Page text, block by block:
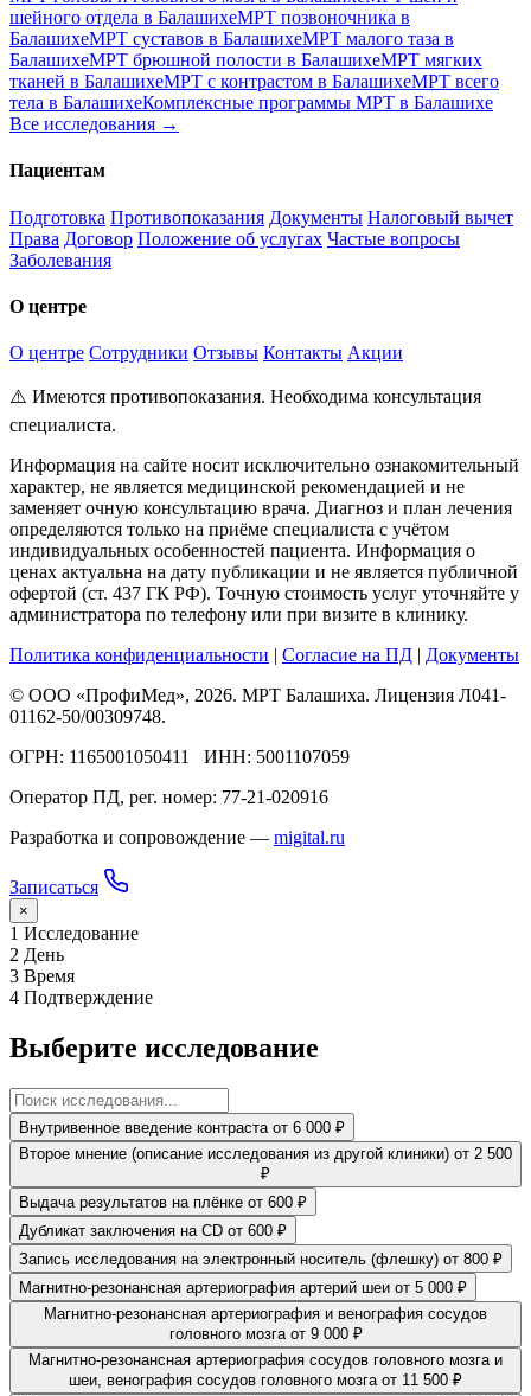
шейного отдела в БалашихеМРТ позвоночника в
БалашихеМРТ суставов в БалашихеМРТ малого таза в
БалашихеМРТ брюшной полости в БалашихеМРТ мягких
тканей в БалашихеМРТ с контрастом в БалашихеМРТ всего
тела в БалашихеКомплексные программы МРТ в Балашихе
Все исследования →
Пациентам
Подготовка Противопоказания Документы Налоговый вычет
Права Договор Положение об услугах Частые вопросы
Заболевания
О центре
О центре Сотрудники Отзывы Контакты Акции
⚠️ Имеются противопоказания. Необходима консультация
специалиста.
Информация на сайте носит исключительно ознакомительный
характер, не является медицинской рекомендацией и не
заменяет очную консультацию врача. Диагноз и план лечения
определяются только на приёме специалиста с учётом
индивидуальных особенностей пациента. Информация о
ценах актуальна на дату публикации и не является публичной
офертой (ст. 437 ГК РФ). Точную стоимость услуг уточняйте у
администратора по телефону или при визите в клинику.
Политика конфиденциальности | Согласие на ПД | Документы
© ООО «ПрофиМед», 2026. МРТ Балашиха. Лицензия Л041-
01162-50/00309748.
ОГРН: 1165001050411 ИНН: 5001107059
Оператор ПД, рег. номер: 77-21-020916
Разработка и сопровождение — migital.ru
Записаться
×
1 Исследование
2 День
3 Время
4 Подтверждение
Выберите исследование
Внутривенное введение контраста от 6 000 ₽
Второе мнение (описание исследования из другой клиники) от 2 500
₽
Выдача результатов на плёнке от 600 ₽
Дубликат заключения на CD от 600 ₽
Запись исследования на электронный носитель (флешку) от 800 ₽
Магнитно-резонансная артериография артерий шеи от 5 000 ₽
Магнитно-резонансная артериография и венография сосудов
головного мозга от 9 000 ₽
Магнитно-резонансная артериография сосудов головного мозга и
шеи, венография сосудов головного мозга от 11 500 ₽